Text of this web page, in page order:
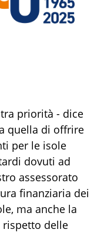
priorità - dice
quella di offrire
per le isole
dovuti ad
assessorato
finanziaria dei
ma anche la
delle